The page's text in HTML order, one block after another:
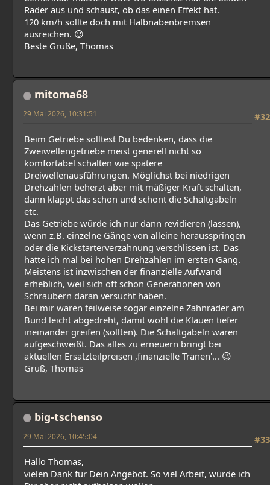
Räder aus und schaust, ob das einen Effekt hat.
120 km/h sollte doch mit Halbnabenbremsen
ausreichen. 😉
Beste Grüße, Thomas
mitoma68
#32
29 Mai 2026, 10:31:51
Beim Getriebe solltest Du bedenken, dass die
Zweiwellengetriebe meist generell nicht so
komfortabel schalten wie spätere
Dreiwellenausführungen. Möglichst bei niedrigen
Drehzahlen beherzt aber mit mäßiger Kraft schalten,
dann klappt das schon und schont die Schaltgabeln
etc.
Das Getriebe würde ich nur dann revidieren (lassen),
wenn z.B. einzelne Gänge von alleine herausspringen
oder die Kickstarterverzahnung verschlissen ist. Das
hatte ich mal bei hohen Drehzahlen im ersten Gang.
Meistens ist inzwischen der finanzielle Aufwand
erheblich, weil sich oft schon Generationen von
Schraubern daran versucht haben.
Bei mir waren teilweise sogar einzelne Zahnräder am
Bund leicht abgedreht, damit wohl die Klauen tiefer
ineinander greifen (sollten). Die Schaltgabeln waren
aufgeschweißt. Das alles zu erneuern bringt bei
aktuellen Ersatzteilpreisen ,finanzielle Tränen'... 😉
Gruß, Thomas
big-tschenso
#33
29 Mai 2026, 10:45:04
Hallo Thomas,
vielen Dank für Dein Angebot. So viel Arbeit, würde ich